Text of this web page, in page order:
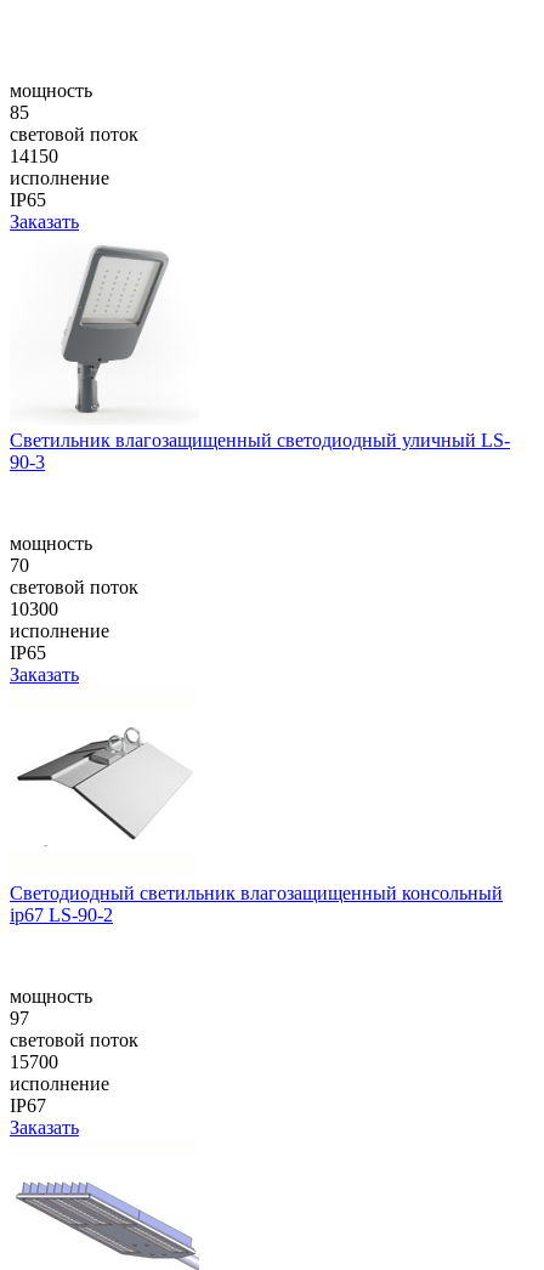
мощность
85
световой поток
14150
исполнение
IP65
Заказать
Cветильник влагозащищенный светодиодный уличный LS-
90-3
мощность
70
световой поток
10300
исполнение
IP65
Заказать
Cветодиодный светильник влагозащищенный консольный
ip67 LS-90-2
мощность
97
световой поток
15700
исполнение
IP67
Заказать